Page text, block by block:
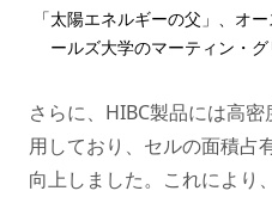
「太陽エネルギーの父」、オ
ールズ大学のマーティン・
さらに、HIBC製品には高
用しており、セルの面積占
向上しました。これにより